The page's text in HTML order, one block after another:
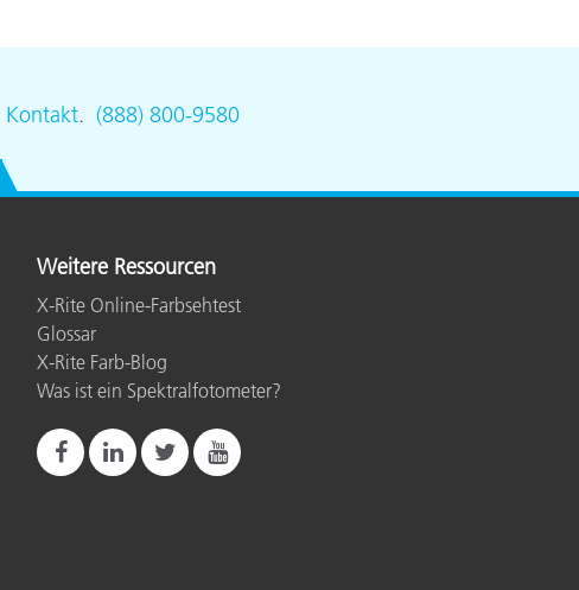
Kontakt. (888) 800-9580
Weitere Ressourcen
X-Rite Online-Farbsehtest
Glossar
X-Rite Farb-Blog
Was ist ein Spektralfotometer?